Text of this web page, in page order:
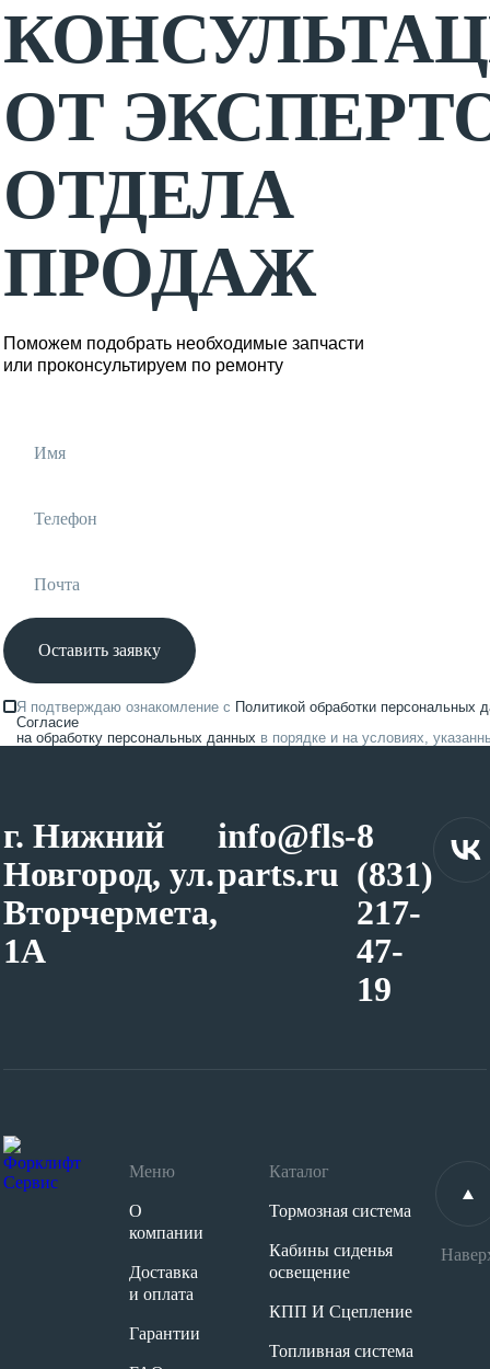
ОТ
ОТДЕЛА
ПРОДАЖ
Поможем подобрать необходимые запчасти
или проконсультируем по ремонту
Оставить заявку
Я подтверждаю ознакомление с Политикой обработки персональных
Согласие
на обработку персональных данных в порядке и на условиях,
г. Нижний
Новгород, ул.
Вторчермета,
1А
info@fls-
parts.ru
8
(831)
217-
47-
19
Меню
О
компании
Доставка
и оплата
Гарантии
Каталог
Тормозная система
Кабины сиденья
освещение
КПП И Сцепление
Топливная система